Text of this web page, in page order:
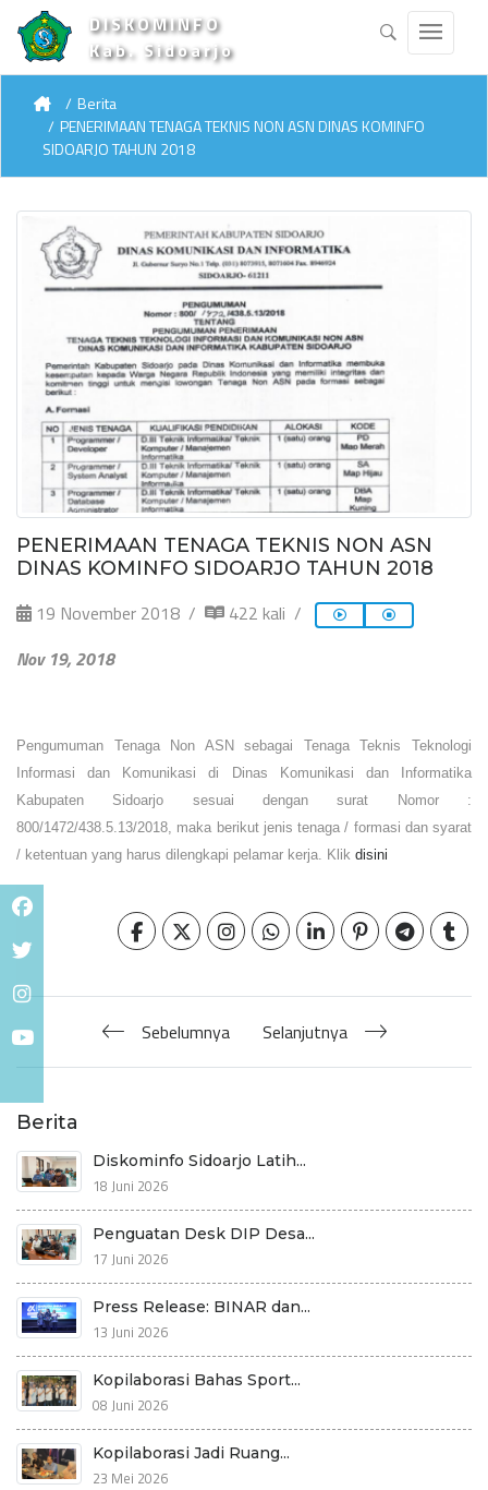
DISKOMINFO
Kab. Sidoarjo
Berita
PENERIMAAN TENAGA TEKNIS NON ASN DINAS KOMINFO
SIDOARJO TAHUN 2018
PENERIMAAN TENAGA TEKNIS NON ASN
DINAS KOMINFO SIDOARJO TAHUN 2018
19 November 2018
422 kali
Nov 19, 2018
Pengumuman Tenaga Non ASN sebagai Tenaga Teknis Teknologi
Informasi dan Komunikasi di Dinas Komunikasi dan Informatika
Kabupaten Sidoarjo sesuai dengan surat Nomor :
800/1472/438.5.13/2018, maka berikut jenis tenaga / formasi dan syarat
/ ketentuan yang harus dilengkapi pelamar kerja. Klik disini
Sebelumnya Selanjutnya
Berita
Diskominfo Sidoarjo Latih...
18 Juni 2026
Penguatan Desk DIP Desa...
17 Juni 2026
Press Release: BINAR dan...
13 Juni 2026
Kopilaborasi Bahas Sport...
08 Juni 2026
Kopilaborasi Jadi Ruang...
23 Mei 2026